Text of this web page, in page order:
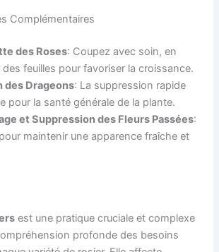
Complémentaires
des Roses: Coupez avec soin, en
des feuilles pour favoriser la croissance.
des Drageons: La suppression rapide
pour la santé générale de la plante.
et Suppression des Fleurs Passées:
maintenir une apparence fraîche et
est une pratique cruciale et complexe
profonde des besoins